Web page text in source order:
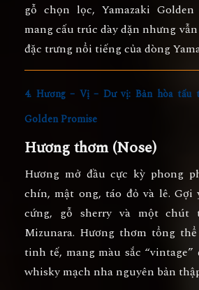
gỗ chọn lọc, Yamazaki
mang cấu trúc dày dặn nhưng
đặc trưng nổi tiếng của dòng
4. Hương – Vị – Dư vị: Bản hòa
Golden Promise
Hương thơm (Nose)
Hương mở đầu cực kỳ phong
chín, mật ong, táo đỏ và lê. Gợi
cứng, gỗ sherry và một chút
Mizunara. Hương thơm tổng
tinh tế, mang màu sắc “vintage”
whisky mạch nha nguyên bản